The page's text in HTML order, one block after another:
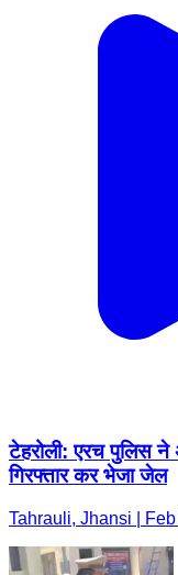
टेहरोली: एरच पुलिस
गिरफ्तार कर भेजा जेल
Tahrauli, Jhansi |